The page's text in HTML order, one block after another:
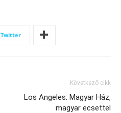
Twitter
Következő cikk
Los Angeles: Magyar Ház,
magyar ecsettel